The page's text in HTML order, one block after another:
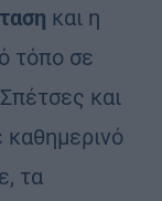
και η
τόπο σε
και
καθημερινό
τα